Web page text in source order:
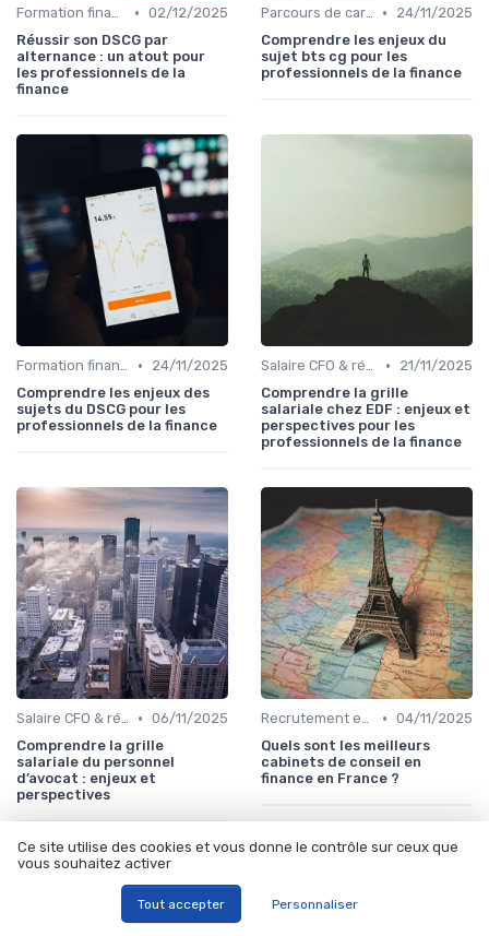
Formation finance & upskilling • 02/12/2025
Réussir son DSCG par
alternance : un atout pour
les professionnels de la
finance
Parcours de carrière en finance •
24/11/2025
Comprendre les enjeux du
sujet bts cg pour les
professionnels de la finance
Formation finance & upskilling •
24/11/2025
Comprendre les enjeux des
sujets du DSCG pour les
professionnels de la finance
Salaire CFO & rémunération variable •
21/11/2025
Comprendre la grille
salariale chez EDF : enjeux et
perspectives pour les
professionnels de la finance
Salaire CFO & rémunération variable • 06/11/2025
Comprendre la grille
salariale du personnel
d’avocat : enjeux et
perspectives
Recrutement en finance d’entreprise • 04/11/2025
Quels sont les meilleurs
cabinets de conseil en
finance en France ?
Ce site utilise des cookies et vous donne le contrôle sur ceux que
vous souhaitez activer
Tout accepter Personnaliser